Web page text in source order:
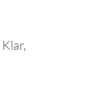
Klar,